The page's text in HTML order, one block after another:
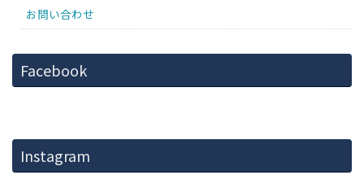
お問い合わせ
Facebook
Instagram